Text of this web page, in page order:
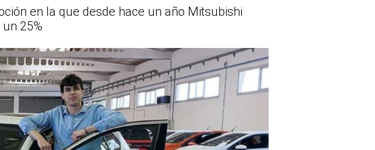
en la que desde hace un año Mitsubishi
25%